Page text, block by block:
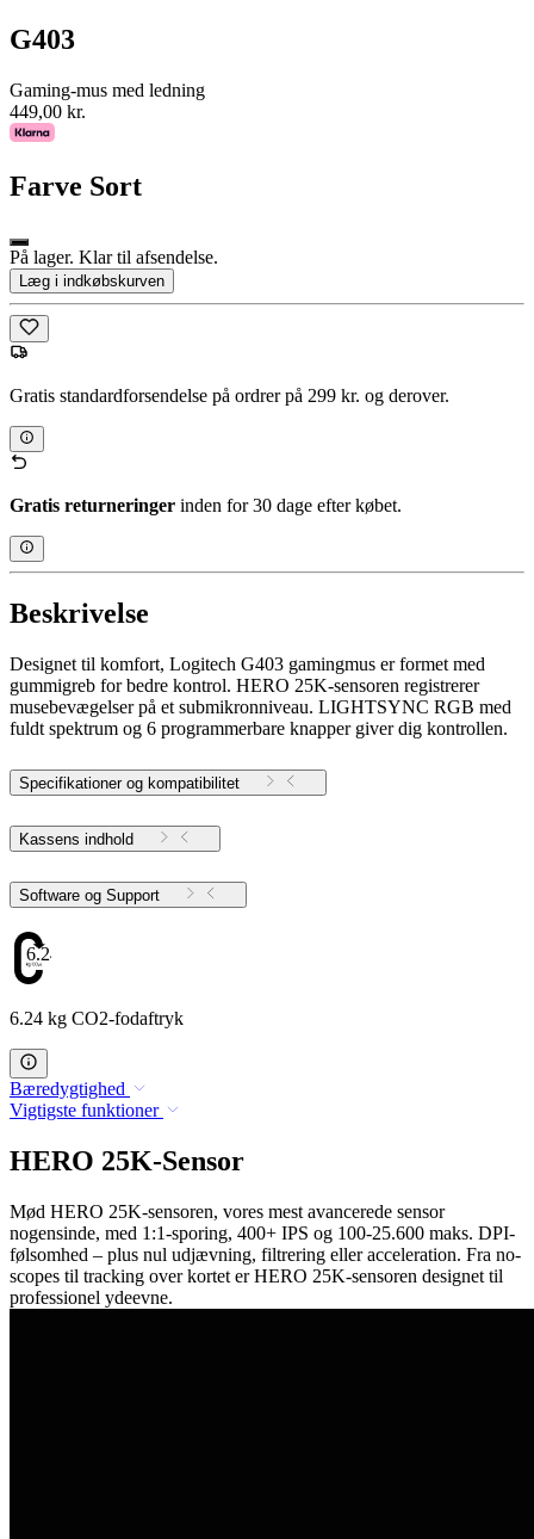
G403
Gaming-mus med ledning
449,00 kr.
Farve Sort
På lager. Klar til afsendelse.
Læg i indkøbskurven
Gratis standardforsendelse på ordrer på 299 kr. og derover.
Gratis returneringer inden for 30 dage efter købet.
Beskrivelse
Designet til komfort, Logitech G403 gamingmus er formet med
gummigreb for bedre kontrol. HERO 25K-sensoren registrerer
musebevægelser på et submikronniveau. LIGHTSYNC RGB med
fuldt spektrum og 6 programmerbare knapper giver dig kontrollen.
Specifikationer og kompatibilitet
Kassens indhold
Software og Support
6.24
6.24 kg CO2-fodaftryk
Bæredygtighed
Vigtigste funktioner
HERO 25K-Sensor
Mød HERO 25K-sensoren, vores mest avancerede sensor
nogensinde, med 1:1-sporing, 400+ IPS og 100-25.600 maks. DPI-
følsomhed – plus nul udjævning, filtrering eller acceleration. Fra no-
scopes til tracking over kortet er HERO 25K-sensoren designet til
professionel ydeevne.